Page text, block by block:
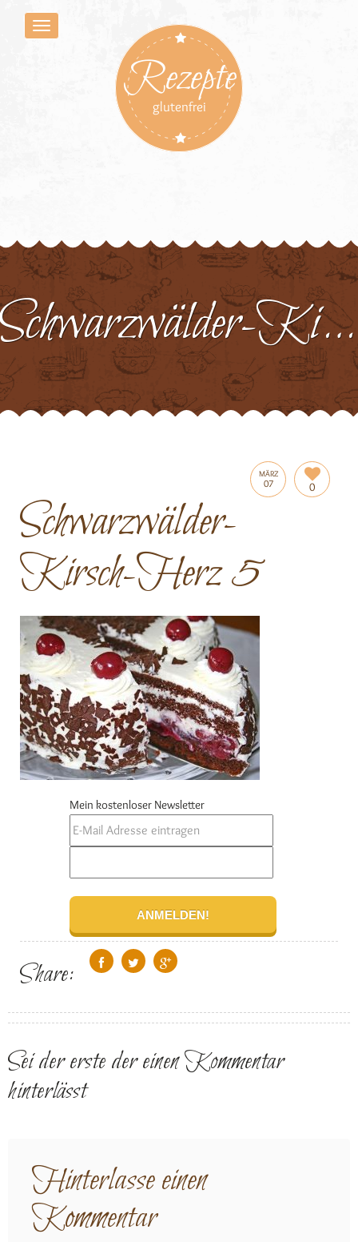
Rezepte
glutenfrei
Schwarzwälder-Kirsch-Herz 5
MÄRZ
07 0
Schwarzwälder-
Kirsch-Herz 5
Mein kostenloser Newsletter
Share:
Sei der erste der einen Kommentar
hinterlässt
Hinterlasse einen
Kommentar